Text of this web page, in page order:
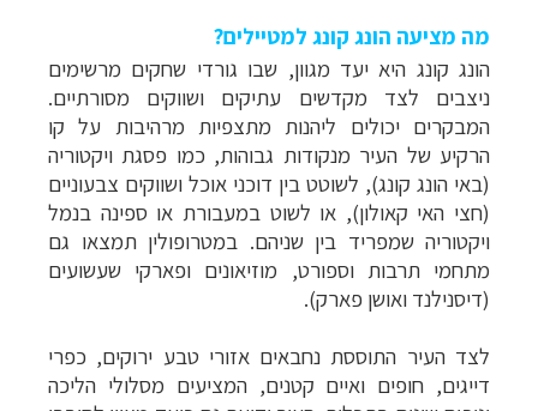
מה מציעה הונג קונג למטיילים?
הונג קונג היא יעד מגוון, שבו גורדי שחקים מרשימים
ניצבים לצד מקדשים עתיקים ושווקים מסורתיים.
המבקרים יכולים ליהנות מתצפיות מרהיבות על קו
הרקיע של העיר מנקודות גבוהות, כמו פסגת ויקטוריה
(באי הונג קונג), לשוטט בין דוכני אוכל ושווקים צבעוניים
(חצי האי קאולון), או לשוט במעבורת או ספינה בנמל
ויקטוריה שמפריד בין שניהם. במטרופולין תמצאו גם
מתחמי תרבות וספורט, מוזיאונים ופארקי שעשועים
(דיסנילנד ואושן פארק).
לצד העיר התוססת נחבאים אזורי טבע ירוקים, כפרי
דייגים, חופים ואיים קטנים, המציעים מסלולי הליכה
תכנוןטיולים למזרח הרחוק
תכנון טיולים לאוסטרליה וניו זילנד לחצו לרשימת
ההצעות »